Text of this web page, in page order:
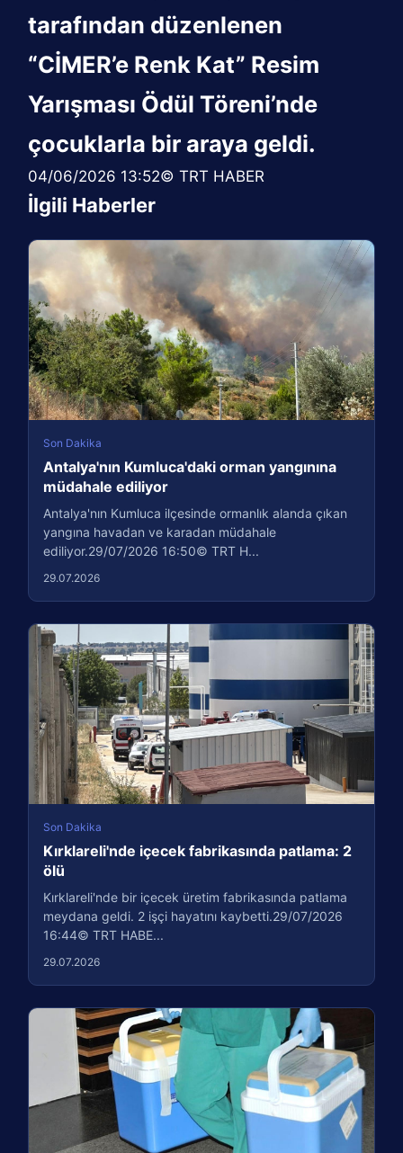
tarafından düzenlenen
“CİMER’e Renk Kat” Resim
Yarışması Ödül Töreni’nde
çocuklarla bir araya geldi.
04/06/2026 13:52© TRT HABER
İlgili Haberler
Son Dakika
Antalya'nın Kumluca'daki orman yangınına
müdahale ediliyor
Antalya'nın Kumluca ilçesinde ormanlık alanda çıkan
yangına havadan ve karadan müdahale
ediliyor.29/07/2026 16:50© TRT H...
29.07.2026
Son Dakika
Kırklareli'nde içecek fabrikasında patlama: 2
ölü
Kırklareli'nde bir içecek üretim fabrikasında patlama
meydana geldi. 2 işçi hayatını kaybetti.29/07/2026
16:44© TRT HABE...
29.07.2026